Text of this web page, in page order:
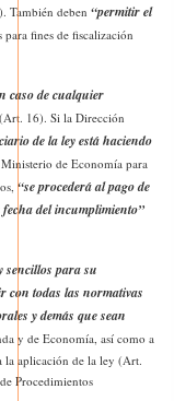
También deben “permitir el
fines de fiscalización
caso de cualquier
(Art. 16). Si la Dirección
de la ley está haciendo
de Economía para
“se procederá al pago de
del incumplimiento”
sencillos para su
con todas las normativas
y demás que sean
y de Economía, así como a
la aplicación de la ley (Art.
Procedimientos